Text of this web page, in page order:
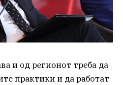
и од регионот треба да
практики и да работат